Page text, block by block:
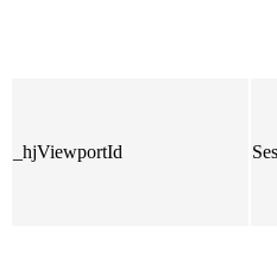
_hjViewportId